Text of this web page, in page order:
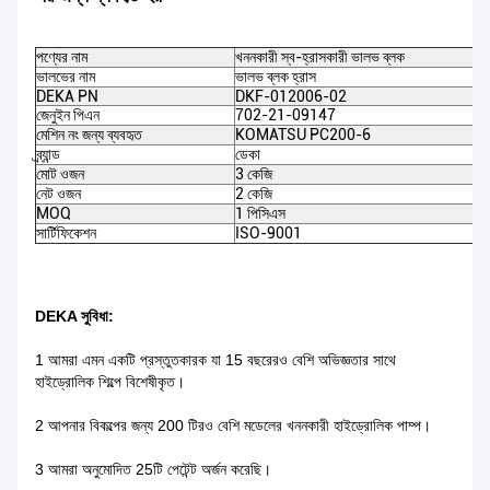
পণ্যের নাম
খননকারী স্ব-হ্রাসকারী ভালভ ব্লক
ভালভের নাম
ভালভ ব্লক হ্রাস
DEKA PN
DKF-012006-02
জেনুইন পিএন
702-21-09147
মেশিন নং জন্য ব্যবহৃত
KOMATSU PC200-6
ব্র্যান্ড
ডেকা
মোট ওজন
3 কেজি
নেট ওজন
2 কেজি
MOQ
1 পিসিএস
সার্টিফিকেশন
ISO-9001
DEKA সুবিধা:
1 আমরা এমন একটি প্রস্তুতকারক যা 15 বছরেরও বেশি অভিজ্ঞতার সাথে
হাইড্রোলিক শিল্পে বিশেষীকৃত।
2 আপনার বিকল্পের জন্য 200 টিরও বেশি মডেলের খননকারী হাইড্রোলিক পাম্প।
3 আমরা অনুমোদিত 25টি পেটেন্ট অর্জন করেছি।